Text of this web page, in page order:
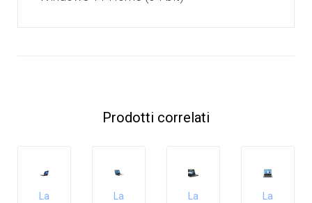
Prodotti correlati
La
La
La
La